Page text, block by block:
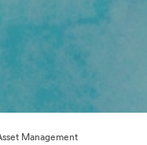
Management